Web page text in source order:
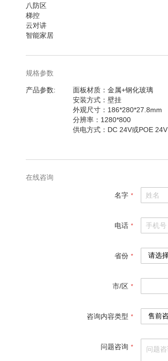
八防区
梯控
云对讲
智能家居
规格参数
规
产品参数
面板材质：金属+钢化玻璃
安装方式：壁挂
外观尺寸：186*280*27.8mm
分辨率：1280*800
供电方式：DC 24V或POE 24V
在线咨询
名字
电话
省份
市/区
咨询内容类型
问题咨询